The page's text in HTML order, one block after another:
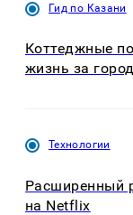
Гид по Казани
Коттеджные
жизнь за
Технологии
Расширенный
на Netflix